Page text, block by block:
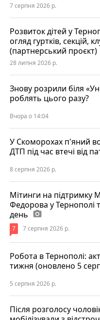
7 серпня 2026 р.
Розвиток дітей у
огляд гуртків, секцій,
(партнерський проєкт)
28 липня 2026 р.
Знову розрили біля
роблять цього разу?
Вчора о 14:04
У Скоморохах п'яний
ДТП під час втечі від
8 серпня 2026 р.
Мітинги на підтримку
Федорова у Тернополі
день photo_camera
7 7 серпня 2026 р.
Робота в Тернополі:
тижня (оновлено 5
5 серпня 2026 р.
Після розголосу